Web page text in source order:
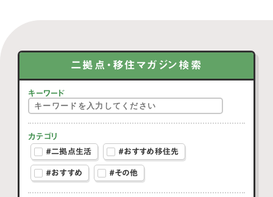
二拠点・移住マガジン検索
キーワード
カテゴリ
#二拠点生活
#おすすめ移住先
#おすすめ #その他